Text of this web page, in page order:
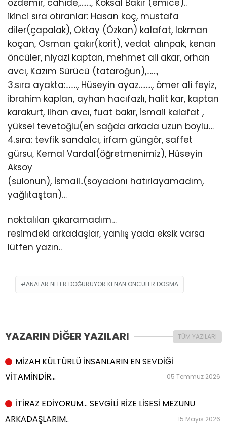
özdemir, cahide,……., Köksal Bakır (emice)..
ikinci sıra otıranlar: Hasan koç, mustafa
diler(çapalak), Oktay (Özkan) kalafat, lokman
koçan, Osman çakır(korit), vedat alınpak, kenan
öncüler, niyazi kaptan, mehmet ali akar, orhan
avcı, Kazım Sürücü (tataroğun),……,
3.sıra ayakta:……., Hüseyin ayaz…….., ömer ali feyiz,
ibrahim kaplan, ayhan hacıfazlı, halit kar, kaptan
karakurt, ilhan avcı, fuat bakır, İsmail kalafat ,
yüksel tevetoğlu(en sağda arkada uzun boylu…
4.sıra: tevfik sandalcı, irfam güngör, saffet
gürsu, Kemal Vardal(öğretmenimiz), Hüseyin
Aksoy
(sulonun), İsmail..(soyadonı hatırlayamadım,
yağlıtaştan)…
noktalıları çıkaramadım…
resimdeki arkadaşlar, yanlış yada eksik varsa
lütfen yazın..
ANALAR NELER DOĞURUYOR KENAN ÖNCÜLER DOSMA
YAZARIN DİĞER YAZILARI TÜM YAZILARI
MİZAH KÜLTÜRLÜ İNSANLARIN EN SEVDİĞİ
VİTAMİNDİR…
05 Temmuz 2026
İTİRAZ EDİYORUM… SEVGİLİ RİZE LİSESİ MEZUNU
ARKADAŞLARIM..
15 Mayıs 2026